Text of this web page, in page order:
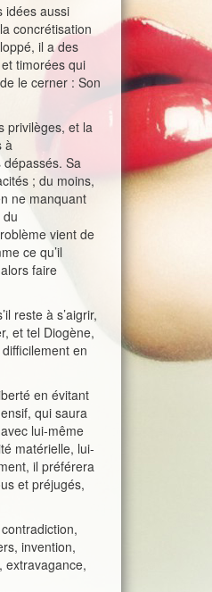
idées aussi
concrétisation
il a des
timorées qui
le cerner : Son
privilèges, et la
à
Sa
; du moins,
ne manquant
vient de
ce qu’il
faire
reste à s’aigrir,
et tel Diogène,
en
en évitant
qui saura
lui-même
matérielle, lui-
il préférera
et préjugés,
invention,
extravagance,